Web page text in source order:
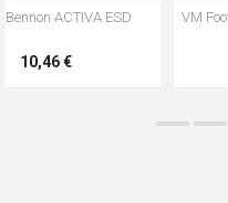
VM Footwear 3009 Vkladacia